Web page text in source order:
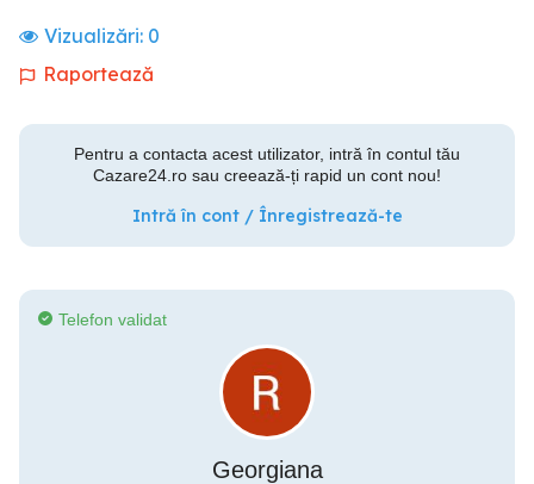
Vizualizări: 0
Raportează
Pentru a contacta acest utilizator, intră în contul tău
Cazare24.ro sau creează-ți rapid un cont nou!
Intră în cont / Înregistrează-te
Telefon validat
Georgiana